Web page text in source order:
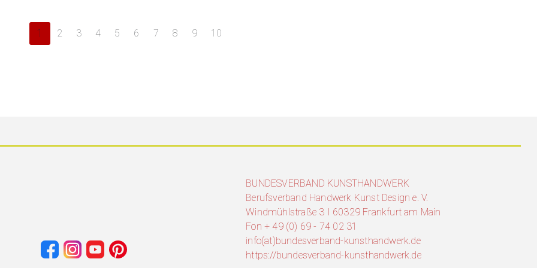
1 2 3 4 5 6 7 8 9 10
BUNDESVERBAND KUNSTHANDWERK
Berufsverband Handwerk Kunst Design e. V.
Windmühlstraße 3 I 60329 Frankfurt am Main
Fon + 49 (0) 69 - 74 02 31
info(at)bundesverband-kunsthandwerk.de
https://bundesverband-kunsthandwerk.de